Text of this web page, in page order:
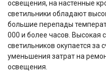
освещения, на настенные
светильники обладают
большие перепады
000 и более часов. Высокая
светильников окупается за
уменьшения затрат на
освещения.